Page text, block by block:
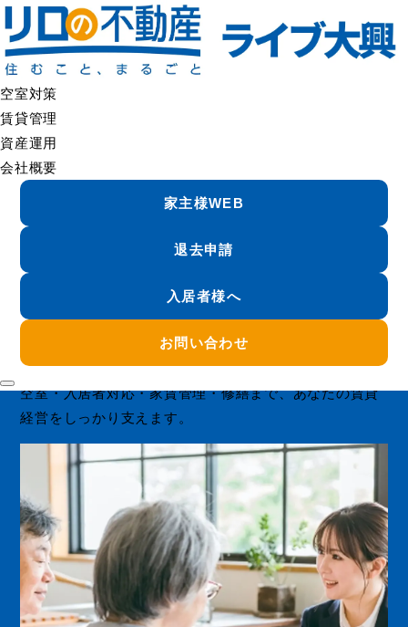
空室対策
賃貸管理
資産運用
会社概要
家主様WEB
退去申請
入居者様へ
お問い合わせ
ライブ大興の賃貸管理
Property Management
LIVEDAIKO
賃貸管理を、
“任せてよかった”へ。
埼玉に根ざした丁寧な管理と、リロの不動産グループの
総合力で、
空室・入居者対応・家賃管理・修繕まで、あなたの賃貸
経営をしっかり支えます。